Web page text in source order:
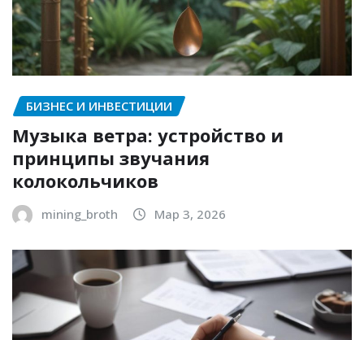
БИЗНЕС И ИНВЕСТИЦИИ
Музыка ветра: устройство и
принципы звучания
колокольчиков
mining_broth Мар 3, 2026